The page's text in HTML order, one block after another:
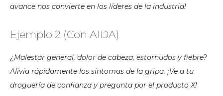
avance nos convierte en los líderes de la industria!
Ejemplo 2 (con AIDA)
¿Malestar general, dolor de cabeza, estornudos y fiebre?
Alivia rápidamente los síntomas de la gripa. ¡Ve a tu
droguería de confianza y pregunta por el producto X!